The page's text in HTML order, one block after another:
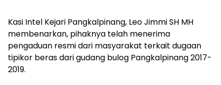
Kasi Intel Kejari Pangkalpinang, Leo Jimmi SH MH
membenarkan, pihaknya telah menerima
pengaduan resmi dari masyarakat terkait dugaan
tipikor beras dari gudang bulog Pangkalpinang 2017-
2019.